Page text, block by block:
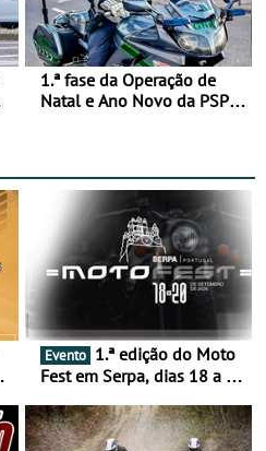
1.ª fase da Operação de
Natal e Ano Novo da PSP e
Evento
Fest em Serpa, dias 18 a 20
duas rodas invade o Baixo
Alentejo